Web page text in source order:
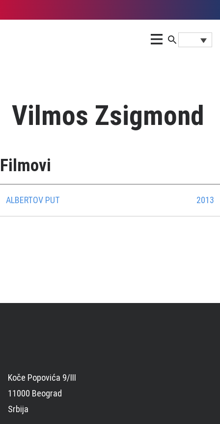
Vilmos Zsigmond
Filmovi
ALBERTOV PUT 2013
Koče Popovića 9/III
11000 Beograd
Srbija